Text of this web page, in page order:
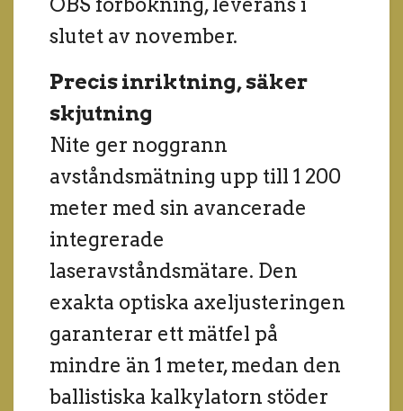
slutet av november.
Precis inriktning, säker
skjutning
Nite ger noggrann
avståndsmätning upp till 1 200
meter med sin avancerade
integrerade
laseravståndsmätare. Den
exakta optiska axeljusteringen
garanterar ett mätfel på
mindre än 1 meter, medan den
ballistiska kalkylatorn stöder